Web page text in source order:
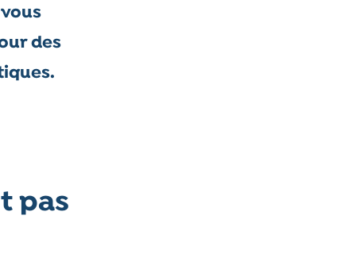
des
pas